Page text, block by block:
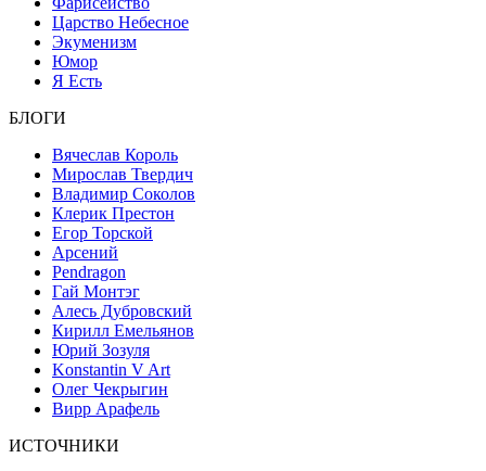
Царство Небесное
Экуменизм
Юмор
Я Есть
БЛОГИ
Вячеслав Король
Мирослав Твердич
Владимир Соколов
Клерик Престон
Егор Topской
Арсений
Pendragon
Гай Монтэг
Алесь Дубровский
Кирилл Емельянов
Юрий Зозуля
Konstantin V Art
Олег Чекрыгин
Вирр Арафель
ИСТОЧНИКИ